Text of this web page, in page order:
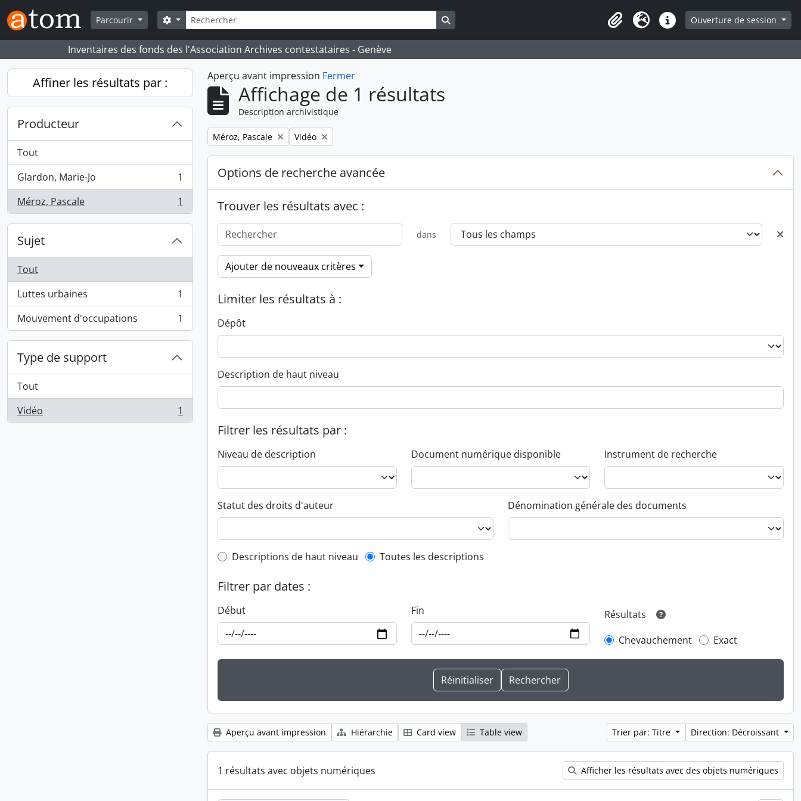
Skip to main content
Parcourir
Rechercher
Search options
Presse-papier
LangueLiens rapidesOuverture de session
Inventaires des fonds des l'Association Archives contestataires - Genève
Affiner les résultats par :
Producteur
Tout
Glardon, Marie-Jo
, 1 résultats
1
Méroz, Pascale
, 1 résultats 1
Sujet
Tout
Luttes urbaines
, 1 résultats
1
Mouvement d'occupations
, 1 résultats 1
Type de support
Tout
Vidéo
, 1 résultats 1
Aperçu avant impression Fermer
Affichage de 1 résultats
Description archivistique
Remove filter:
Méroz, Pascale Remove filter:
Vidéo
Options de recherche avancée
Trouver les résultats avec :
dans
Ajouter de nouveaux critères
Limiter les résultats à :
Dépôt
Description de haut niveau
Filtrer les résultats par :
Niveau de description Document numérique disponible Instrument de recherche
Statut des droits d'auteur Dénomination générale des documents
Top-level description filter
Descriptions de haut niveau Toutes les descriptions
Filtrer par dates :
Début Fin
Résultats
Chevauchement
Exact
Aperçu avant impression Hiérarchie Card view Table view Trier par: Titre Direction: Décroissant
1 résultats avec objets numériques Afficher les résultats avec des objets numériques